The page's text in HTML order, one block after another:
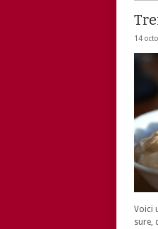
14
Voici
sure,